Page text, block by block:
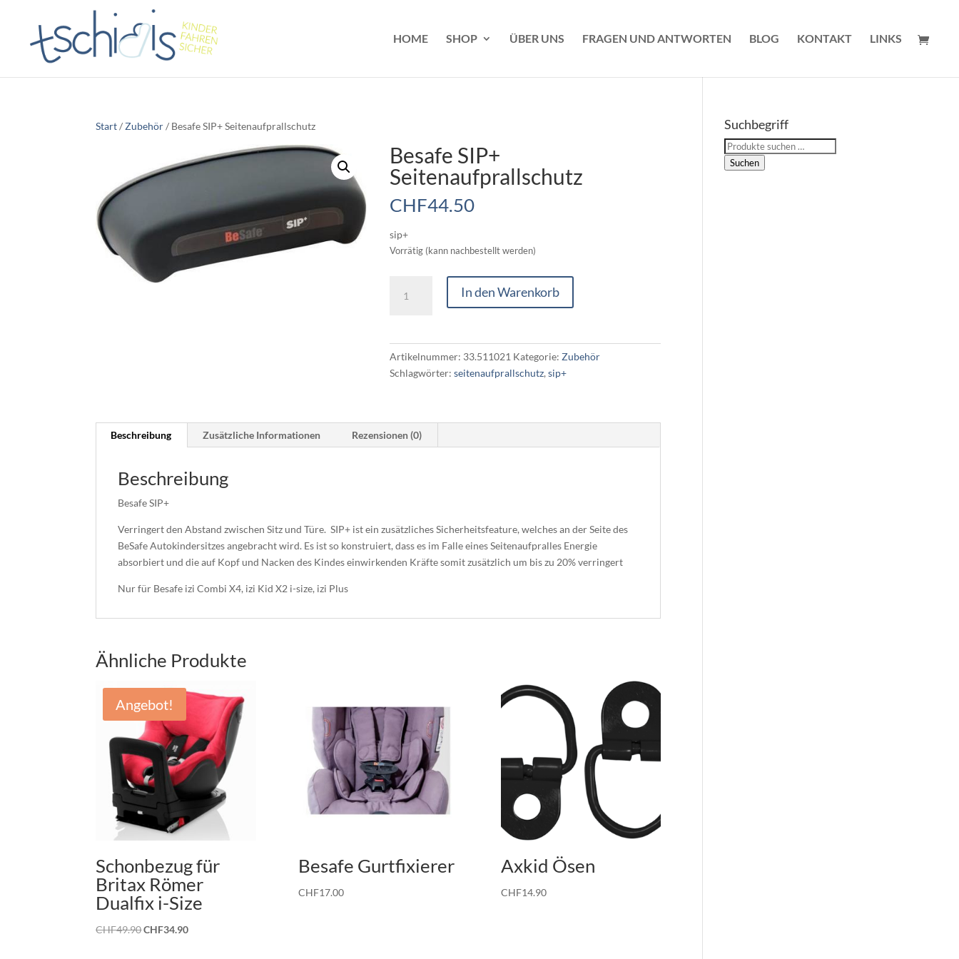
HOME SHOP ÜBER UNS FRAGEN UND ANTWORTEN BLOG KONTAKT LINKS
Start/Zubehör/ Besafe SIP+ Seitenaufprallschutz
Besafe SIP+
Seitenaufprallschutz
CHF44.50
sip+
Vorrätig (kann nachbestellt werden)
SIP+
In den Warenkorb
Artikelnummer: 33.511021 Kategorie:Zubehör
Schlagwörter:seitenaufprallschutz,sip+
Beschreibung Zusätzliche Informationen Rezensionen (0)
Beschreibung
Besafe SIP+
Verringert den Abstand zwischen Sitz und Türe. SIP+ ist ein zusätzliches Sicherheitsfeature, welches an der Seite des
BeSafe Autokindersitzes angebracht wird. Es ist so konstruiert, dass es im Falle eines Seitenaufpralles Energie
absorbiert und die auf Kopf und Nacken des Kindes einwirkenden Kräfte somit zusätzlich um bis zu 20% verringert
Nur für Besafe izi Combi X4, izi Kid X2 i-size, izi Plus
Ähnliche Produkte
Angebot!
Schonbezug für
Britax Römer
Dualfix i-Size
CHF49.90Ursprünglicher
CHF34.90Aktueller
Besafe Gurtfixierer
CHF17.00
Axkid Ösen
CHF14.90
Suchbegriff
Suchen
nach:
Suchen